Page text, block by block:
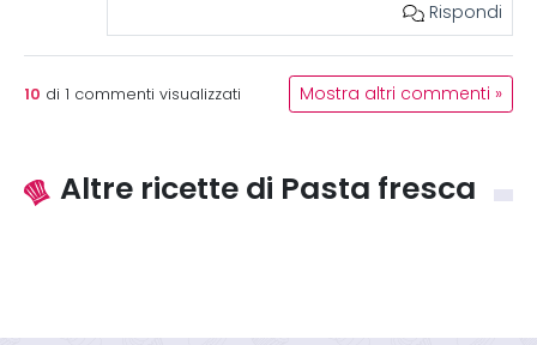
Rispondi
10 di 1 commenti visualizzati Mostra altri commenti »
Altre ricette di Pasta fresca